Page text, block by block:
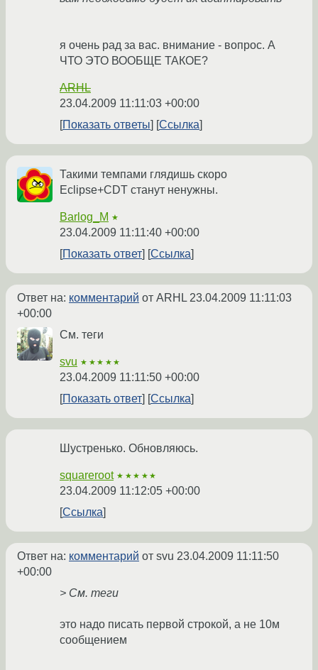
я очень рад за вас. внимание - вопрос. А
ЧТО ЭТО ВООБЩЕ ТАКОЕ?
ARHL
23.04.2009 11:11:03 +00:00
Показать ответы
Ссылка
Такими темпами глядишь скоро
Eclipse+CDT станут ненужны.
Barlog_M ★
23.04.2009 11:11:40 +00:00
Показать ответ
Ссылка
Ответ на: комментарий от ARHL23.04.2009 11:11:03
+00:00
См. теги
svu ★★★★★
23.04.2009 11:11:50 +00:00
Показать ответ
Ссылка
Шустренько. Обновляюсь.
squareroot ★★★★★
23.04.2009 11:12:05 +00:00
Ссылка
Ответ на: комментарий от svu 23.04.2009 11:11:50
+00:00
> См. теги
это надо писать первой строкой, а не 10м
сообщением